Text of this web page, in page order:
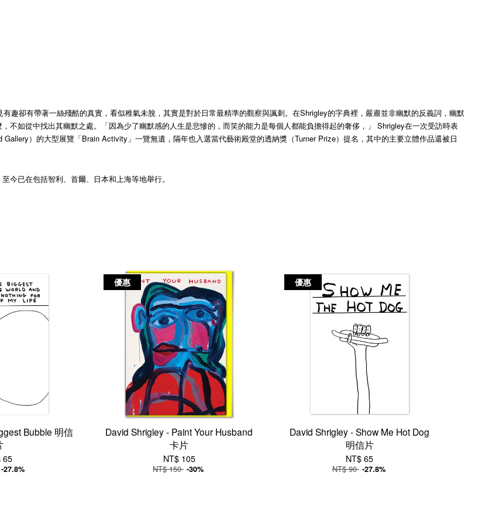
趣卻有帶著一絲殘酷的真實，看似稚氣未脫，其實是對於日常最精準的觀察與諷刺。在Shrigley的字典裡，嚴肅並非幽默的反義詞，幽默
不如從中找出其幽默之處。「因為少了幽默感的人生是悲慘的，而笑的能力是每個人都能負擔得起的奢侈，」 Shrigley在一次受訪時表
）的大型展覽「Brain Activity」一覽無遺，隔年也入選當代藝術殿堂的透納獎（Turner Prize）提名，其中的主要立體作品還被日
今已在包括智利、首爾、日本和上海等地舉行。
Bubble 明信
65
-27.8%
優惠
David Shrigley - Paint Your Husband
卡片
NT$ 105
NT$ 150 -30%
優惠
David Shrigley - Show Me Hot Dog
明信片
NT$ 65
NT$ 90 -27.8%